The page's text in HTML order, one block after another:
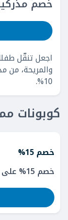
خصم
اجعل تنقّل
والمريحة، من
10%.
كوبونات
خصم 15%
خصم 15% على ملابس الأطفال | كوبون خصم بات بات